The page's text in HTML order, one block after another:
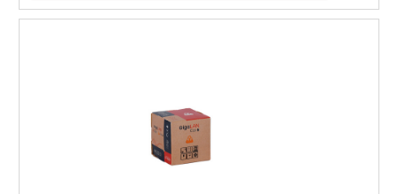
rodízios. Iluminação LED integrada (12V).